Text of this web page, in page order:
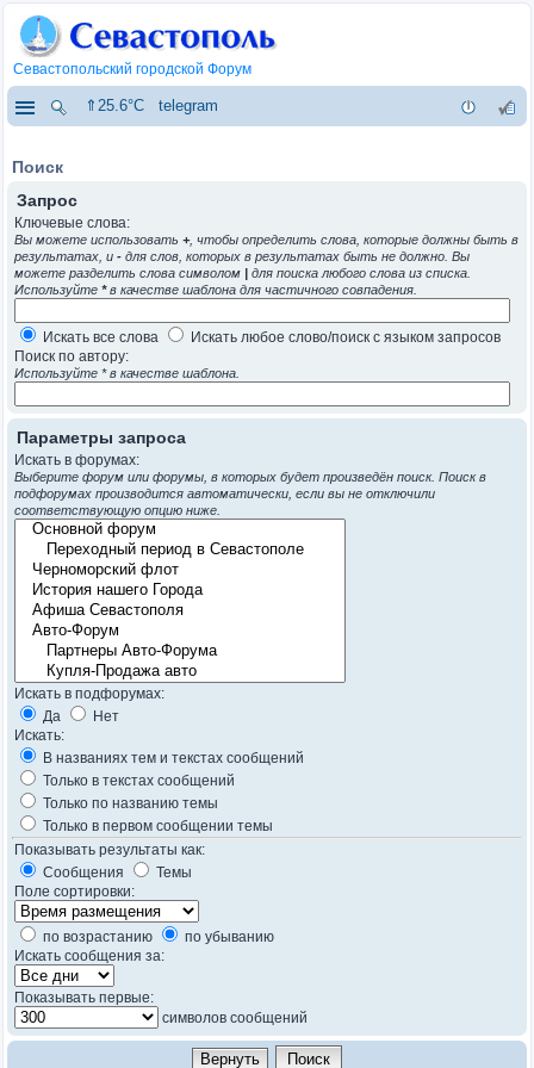
Севастопольский городской Форум
⇑25.6°C telegram
Поиск
Запрос
Ключевые слова:
Вы можете использовать +, чтобы определить слова, которые должны быть в
результатах, и - для слов, которых в результатах быть не должно. Вы
можете разделить слова символом | для поиска любого слова из списка.
Используйте *в качестве шаблона для частичного совпадения.
Искать все слова
Искать любое слово/поиск с языком запросов
Поиск по автору:
Используйте * в качестве шаблона.
Параметры запроса
Искать в форумах:
Выберите форум или форумы, в которых будет произведён поиск. Поиск в
подфорумах производится автоматически, если вы не отключили
соответствующую опцию ниже.
Искать в подфорумах:
Да
Нет
Искать:
В названиях тем и текстах сообщений
Только в текстах сообщений
Только по названию темы
Только в первом сообщении темы
Показывать результаты как:
Сообщения
Темы
Поле сортировки:
по возрастанию
по убыванию
Искать сообщения за:
Показывать первые:
символов сообщений